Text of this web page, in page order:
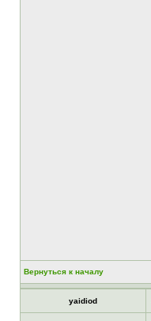
Вернуться к началу
yaidiod